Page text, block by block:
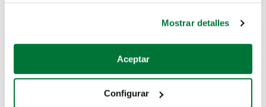
Si lo permite, también quisiéramos:
Recopilar información sobre su ubicación geográfica
Identificar su dispositivo analizándolo activamente
Mostrar detalles
Aceptar
Configurar
Coches de segunda mano
Coches de km0